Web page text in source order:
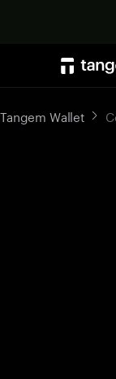
Tangem Wallet